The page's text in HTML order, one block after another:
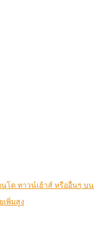
โด ทาวน์เฮ้าส์ หรืออื่นๆ บน
เพิ่มสูง